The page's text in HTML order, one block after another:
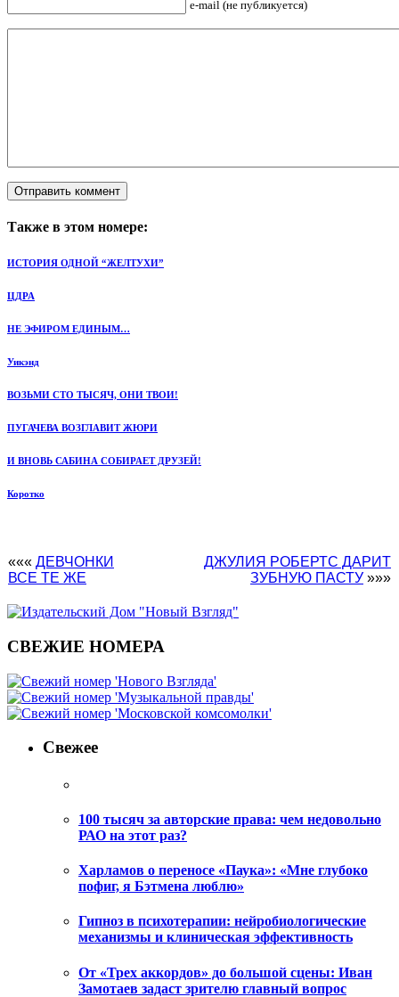
e-mail (не публикуется)
Также в этом номере:
ИСТОРИЯ ОДНОЙ “ЖЕЛТУХИ”
ЦДРА
НЕ ЭФИРОМ ЕДИНЫМ…
Уикэнд
ВОЗЬМИ СТО ТЫСЯЧ, ОНИ ТВОИ!
ПУГАЧЕВА ВОЗГЛАВИТ ЖЮРИ
И ВНОВЬ САБИНА СОБИРАЕТ ДРУЗЕЙ!
Коротко
««« ДЕВЧОНКИ
ВСЕ ТЕ ЖЕ
ДЖУЛИЯ РОБЕРТС ДАРИТ
ЗУБНУЮ ПАСТУ »»»
СВЕЖИЕ НОМЕРА
Свежее
100 тысяч за авторские права: чем недовольно
РАО на этот раз?
Харламов о переносе «Паука»: «Мне глубоко
пофиг, я Бэтмена люблю»
Гипноз в психотерапии: нейробиологические
механизмы и клиническая эффективность
От «Трех аккордов» до большой сцены: Иван
Замотаев задаст зрителю главный вопрос